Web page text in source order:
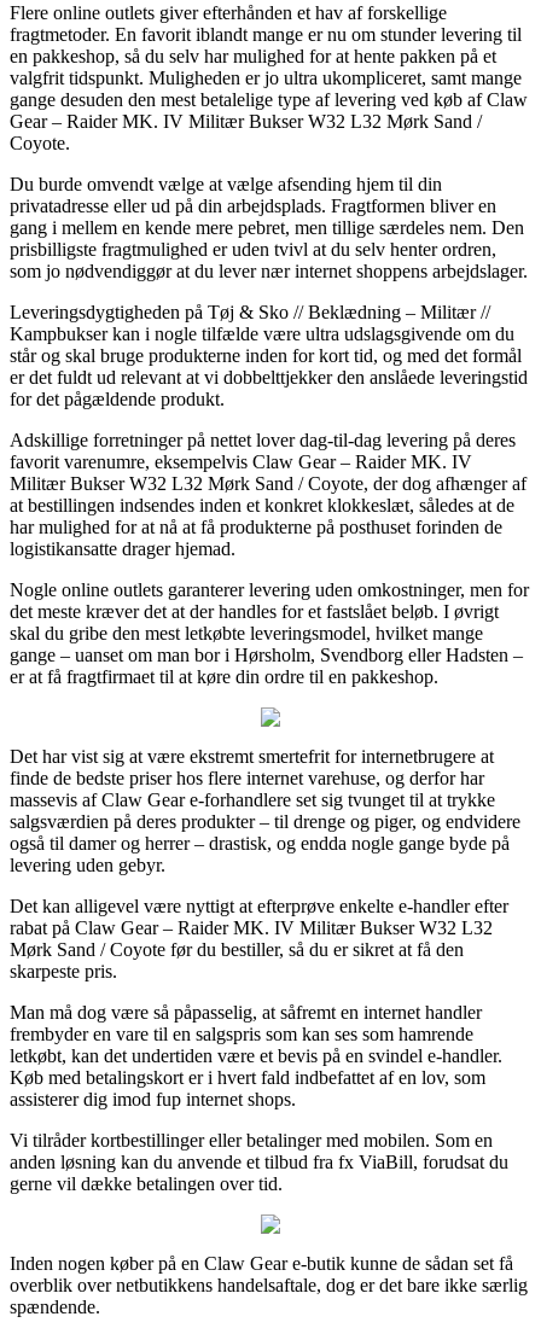
Flere online outlets giver efterhånden et hav af forskellige
fragtmetoder. En favorit iblandt mange er nu om stunder levering til
en pakkeshop, så du selv har mulighed for at hente pakken på et
valgfrit tidspunkt. Muligheden er jo ultra ukompliceret, samt mange
gange desuden den mest betalelige type af levering ved køb af Claw
Gear – Raider MK. IV Militær Bukser W32 L32 Mørk Sand /
Coyote.
Du burde omvendt vælge at vælge afsending hjem til din
privatadresse eller ud på din arbejdsplads. Fragtformen bliver en
gang i mellem en kende mere pebret, men tillige særdeles nem. Den
prisbilligste fragtmulighed er uden tvivl at du selv henter ordren,
som jo nødvendiggør at du lever nær internet shoppens arbejdslager.
Leveringsdygtigheden på Tøj & Sko // Beklædning – Militær //
Kampbukser kan i nogle tilfælde være ultra udslagsgivende om du
står og skal bruge produkterne inden for kort tid, og med det formål
er det fuldt ud relevant at vi dobbelttjekker den anslåede leveringstid
for det pågældende produkt.
Adskillige forretninger på nettet lover dag-til-dag levering på deres
favorit varenumre, eksempelvis Claw Gear – Raider MK. IV
Militær Bukser W32 L32 Mørk Sand / Coyote, der dog afhænger af
at bestillingen indsendes inden et konkret klokkeslæt, således at de
har mulighed for at nå at få produkterne på posthuset forinden de
logistikansatte drager hjemad.
Nogle online outlets garanterer levering uden omkostninger, men for
det meste kræver det at der handles for et fastslået beløb. I øvrigt
skal du gribe den mest letkøbte leveringsmodel, hvilket mange
gange – uanset om man bor i Hørsholm, Svendborg eller Hadsten –
er at få fragtfirmaet til at køre din ordre til en pakkeshop.
Det har vist sig at være ekstremt smertefrit for internetbrugere at
finde de bedste priser hos flere internet varehuse, og derfor har
massevis af Claw Gear e-forhandlere set sig tvunget til at trykke
salgsværdien på deres produkter – til drenge og piger, og endvidere
også til damer og herrer – drastisk, og endda nogle gange byde på
levering uden gebyr.
Det kan alligevel være nyttigt at efterprøve enkelte e-handler efter
rabat på Claw Gear – Raider MK. IV Militær Bukser W32 L32
Mørk Sand / Coyote før du bestiller, så du er sikret at få den
skarpeste pris.
Man må dog være så påpasselig, at såfremt en internet handler
frembyder en vare til en salgspris som kan ses som hamrende
letkøbt, kan det undertiden være et bevis på en svindel e-handler.
Køb med betalingskort er i hvert fald indbefattet af en lov, som
assisterer dig imod fup internet shops.
Vi tilråder kortbestillinger eller betalinger med mobilen. Som en
anden løsning kan du anvende et tilbud fra fx ViaBill, forudsat du
gerne vil dække betalingen over tid.
Inden nogen køber på en Claw Gear e-butik kunne de sådan set få
overblik over netbutikkens handelsaftale, dog er det bare ikke særlig
spændende.